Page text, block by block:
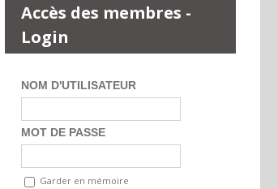
Accès des membres -
Login
NOM D'UTILISATEUR
MOT DE PASSE
Garder en mémoire